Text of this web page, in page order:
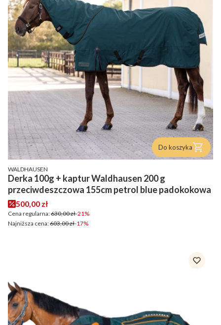
Do koszyka
PRODUCENT
WALDHAUSEN
Derka 100g + kaptur Waldhausen 200 g
przeciwdeszczowa 155cm petrol blue padokokowa
Cena promocyjna
500,00 zł
Cena regularna:630,00 zł-21%
Najniższa cena:603,00 zł-17%